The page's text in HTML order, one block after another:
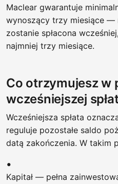
Maclear gwarantuje
wynoszący trzy miesiące —
zostanie spłacona
najmniej trzy miesiące.
Co otrzymujesz w
wcześniejszej
Wcześniejsza spłata
reguluje pozostałe saldo
datą zakończenia. W takim
Kapitał — pełna